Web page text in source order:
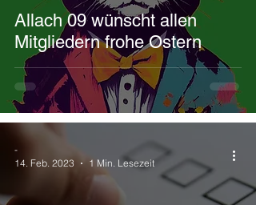
Allach 09 wünscht allen
Mitgliedern frohe Ostern
-
14. Feb. 2023
1 Min. Lesezeit